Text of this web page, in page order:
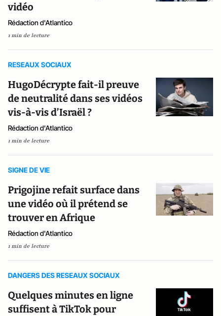
vidéo
Rédaction d'Atlantico
1 min de lecture
RESEAUX SOCIAUX
HugoDécrypte fait-il preuve
de neutralité dans ses vidéos
vis-à-vis d’Israël ?
Rédaction d'Atlantico
1 min de lecture
SIGNE DE VIE
Prigojine refait surface dans
une vidéo où il prétend se
trouver en Afrique
Rédaction d'Atlantico
1 min de lecture
DANGERS DES RESEAUX SOCIAUX
Quelques minutes en ligne
suffisent à TikTok pour